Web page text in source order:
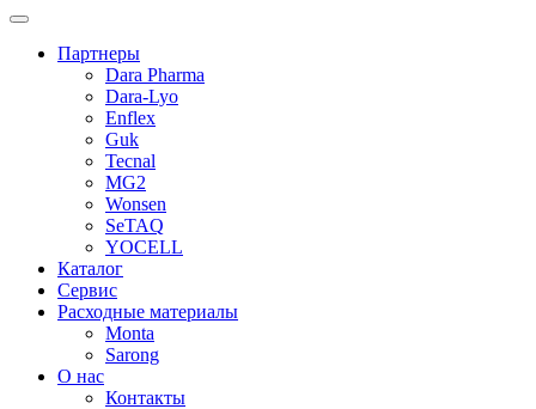
Партнеры
Dara Pharma
Dara-Lyo
Enflex
Guk
Tecnal
MG2
Wonsen
SeTAQ
YOCELL
Каталог
Сервис
Расходные материалы
Monta
Sarong
О нас
Контакты